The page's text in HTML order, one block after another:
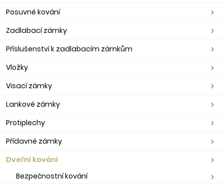
Posuvné kování
Zadlabací zámky
Příslušenství k zadlabacím zámkům
Vložky
Visací zámky
Lankové zámky
Protiplechy
Přídavné zámky
Dveřní kování
Bezpečnostní kování